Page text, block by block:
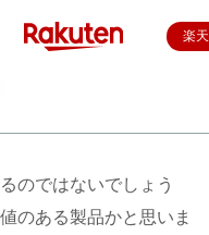
楽
のではないでしょう
のある製品かと思いま